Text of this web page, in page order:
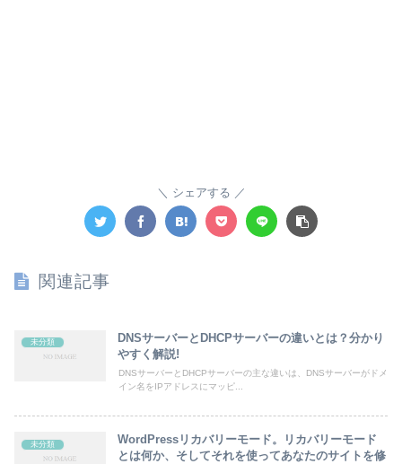
シェアする
関連記事
未分類
DNSサーバーとDHCPサーバーの違いとは？分かり
やすく解説!
DNSサーバーとDHCPサーバーの主な違いは、DNSサーバーがドメ
イン名をIPアドレスにマッピ...
未分類
WordPressリカバリーモード。リカバリーモード
とは何か、そしてそれを使ってあなたのサイトを修